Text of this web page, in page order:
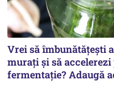
Vrei să îmbunătățești
murați și să accelerezi
fermentație? Adaugă